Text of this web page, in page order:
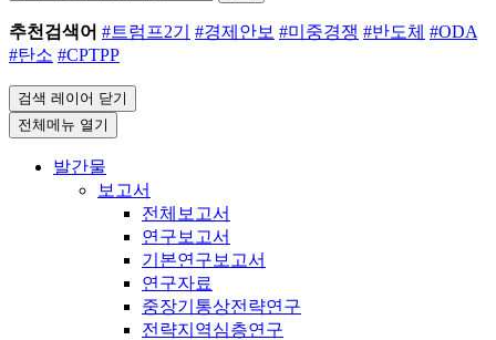
추천검색어 #트럼프2기 #경제안보 #미중경쟁 #반도체 #ODA
#탄소 #CPTPP
검색 레이어 닫기
전체메뉴 열기
발간물
보고서
전체보고서
연구보고서
기본연구보고서
연구자료
중장기통상전략연구
전략지역심층연구